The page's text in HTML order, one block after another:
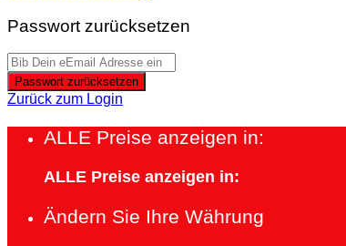
Passwort zurücksetzen
Passwort zurücksetzen
Zurück zum Login
ALLE Preise anzeigen in:
ALLE Preise anzeigen in:
Ändern Sie Ihre Währung